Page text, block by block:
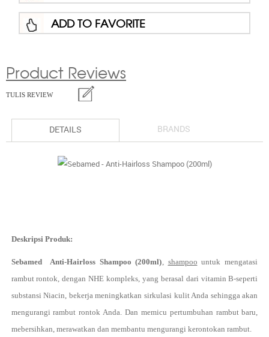
ADD TO FAVORITE
Product Reviews
TULIS REVIEW
DETAILS BRANDS
Deskripsi Produk:
Sebamed Anti-Hairloss Shampoo (200ml) shampoo untuk mengatasi
rambut rontok, dengan NHE kompleks, yang berasal dari vitamin B-seperti
substansi Niacin, bekerja meningkatkan sirkulasi kulit Anda sehingga akan
mengurangi rambut rontok Anda. Dan memicu pertumbuhan rambut baru,
mebersihkan, merawatkan dan membantu mengurangi kerontokan rambut.